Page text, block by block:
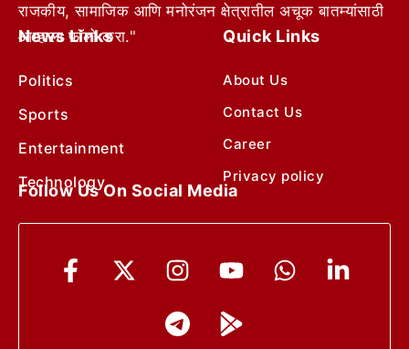
राजकीय, सामाजिक आणि मनोरंजन क्षेत्रातील अचूक बातम्यांसाठी
आम्हाला फॉलो करा."
News Links
Politics
Sports
Entertainment
Technology
Quick Links
About Us
Contact Us
Career
Privacy policy
Follow Us On Social Media